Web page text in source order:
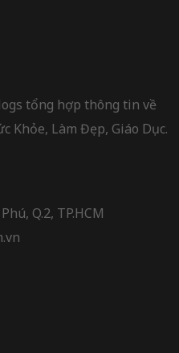
tổng hợp thông tin về
Khỏe, Làm Đẹp, Giáo Dục.
Q.2, TP.HCM